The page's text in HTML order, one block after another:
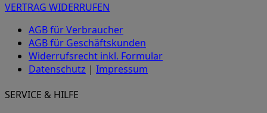
VERTRAG WIDERRUFEN
AGB für Verbraucher
AGB für Geschäftskunden
Widerrufsrecht inkl. Formular
Datenschutz | Impressum
SERVICE & HILFE